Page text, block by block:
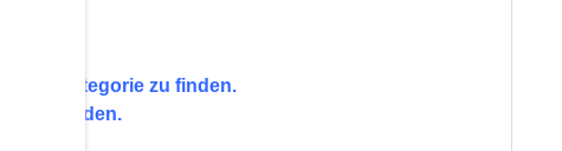
Kategorie zu finden.
werden.